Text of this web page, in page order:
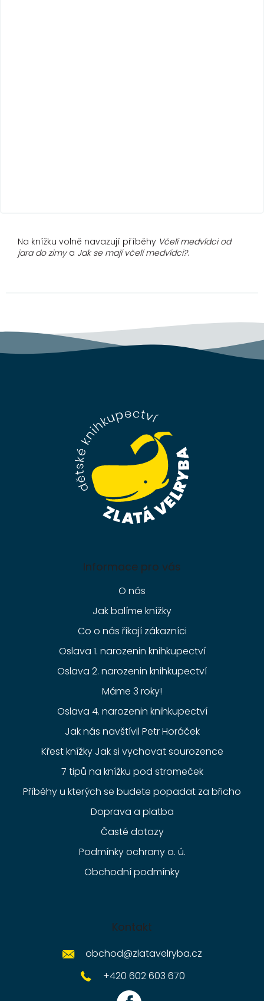
Na knížku volně navazují příběhy Včelí medvídci od
jara do zimy a Jak se mají včelí medvídci?.
Informace pro vás
O nás
Jak balíme knížky
Co o nás říkají zákazníci
Oslava 1. narozenin knihkupectví
Oslava 2. narozenin knihkupectví
Máme 3 roky!
Oslava 4. narozenin knihkupectví
Jak nás navštívil Petr Horáček
Křest knížky Jak si vychovat sourozence
7 tipů na knížku pod stromeček
Příběhy u kterých se budete popadat za břicho
Doprava a platba
Časté dotazy
Podmínky ochrany o. ú.
Obchodní podmínky
Kontakt
obchod@zlatavelryba.cz
+420 602 603 670